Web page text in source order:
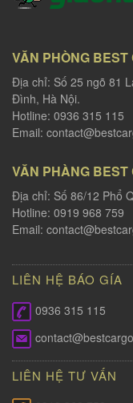
VĂN PHÒNG BEST
Địa chỉ: Số 25 ngõ 81
Đình, Hà Nội.
Hotline: 0936 315 115
Email:
VĂN PHÀNG BEST
Địa chỉ: Số 86/12 Phổ
Hotline: 0919 968 759
Email:
LIÊN HỆ BÁO GÍA
0936 315 115
LIÊN HỆ TƯ VẤN